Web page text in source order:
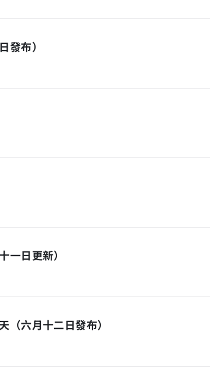
發布）
日更新）
（六月十二日發布）